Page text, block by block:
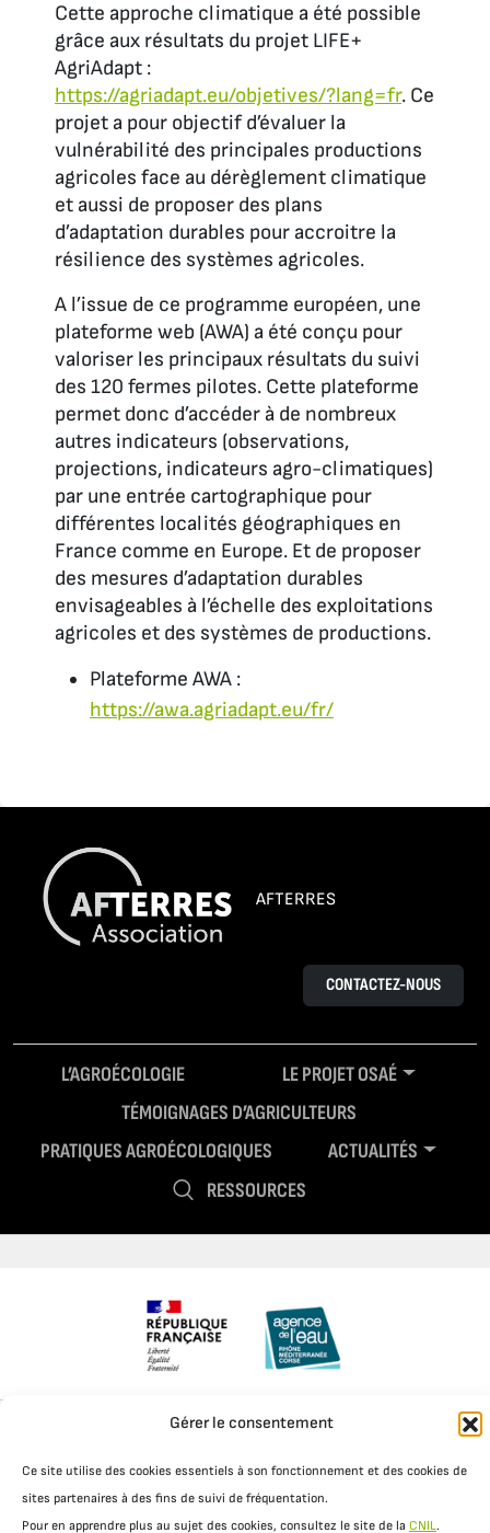
Gérer le consentement
Ce site utilise des cookies essentiels à son fonctionnement et des cookies de
sites partenaires à des fins de suivi de fréquentation.
Pour en apprendre plus au sujet des cookies, consultez le site de la CNIL.
Cette approche climatique a été possible
grâce aux résultats du projet LIFE+
AgriAdapt :
https://agriadapt.eu/objetives/?lang=fr. Ce
projet a pour objectif d’évaluer la
vulnérabilité des principales productions
agricoles face au dérèglement climatique
et aussi de proposer des plans
d’adaptation durables pour accroitre la
résilience des systèmes agricoles.
A l’issue de ce programme européen, une
plateforme web (AWA) a été conçu pour
valoriser les principaux résultats du suivi
des 120 fermes pilotes. Cette plateforme
permet donc d’accéder à de nombreux
autres indicateurs (observations,
projections, indicateurs agro-climatiques)
par une entrée cartographique pour
différentes localités géographiques en
France comme en Europe. Et de proposer
des mesures d’adaptation durables
envisageables à l’échelle des exploitations
agricoles et des systèmes de productions.
Plateforme AWA :
https://awa.agriadapt.eu/fr/
AFTERRES
CONTACTEZ-NOUS
L’AGROÉCOLOGIE
LE PROJET OSAÉ
TÉMOIGNAGES D’AGRICULTEURS
PRATIQUES AGROÉCOLOGIQUES
ACTUALITÉS
RESSOURCES
Mentions légales Politique de confidentialité